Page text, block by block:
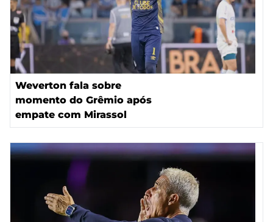
Weverton fala sobre
momento do Grêmio após
empate com Mirassol